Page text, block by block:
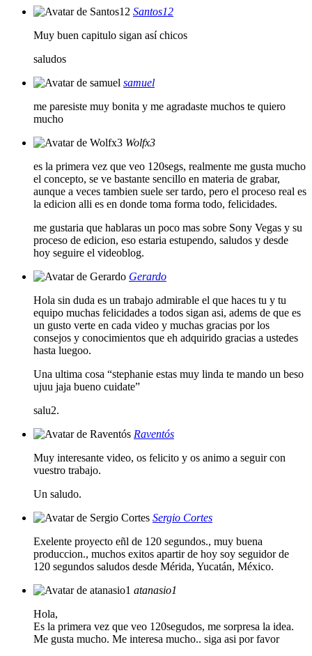
Santos12
Muy buen capitulo sigan así chicos
saludos
samuel
me paresiste muy bonita y me agradaste muchos te quiero
mucho
Wolfx3
es la primera vez que veo 120segs, realmente me gusta mucho
el concepto, se ve bastante sencillo en materia de grabar,
aunque a veces tambien suele ser tardo, pero el proceso real es
la edicion alli es en donde toma forma todo, felicidades.
me gustaria que hablaras un poco mas sobre Sony Vegas y su
proceso de edicion, eso estaria estupendo, saludos y desde
hoy seguire el videoblog.
Gerardo
Hola sin duda es un trabajo admirable el que haces tu y tu
equipo muchas felicidades a todos sigan asi, adems de que es
un gusto verte en cada video y muchas gracias por los
consejos y conocimientos que eh adquirido gracias a ustedes
hasta luegoo.
Una ultima cosa “stephanie estas muy linda te mando un beso
ujuu jaja bueno cuidate”
salu2.
Raventós
Muy interesante video, os felicito y os animo a seguir con
vuestro trabajo.
Un saludo.
Sergio Cortes
Exelente proyecto eñl de 120 segundos., muy buena
produccion., muchos exitos apartir de hoy soy seguidor de
120 segundos saludos desde Mérida, Yucatán, México.
atanasio1
Hola,
Es la primera vez que veo 120segudos, me sorpresa la idea.
Me gusta mucho. Me interesa mucho.. siga asi por favor